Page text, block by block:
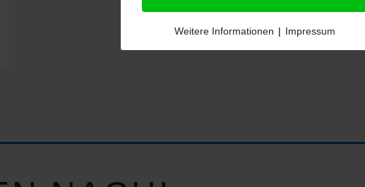
Weitere Informationen | Impressum